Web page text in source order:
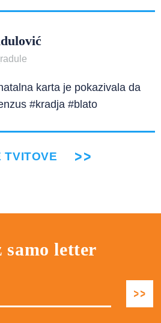
karta je pokazivala da
#kradja #blato
TVITOVE
letter